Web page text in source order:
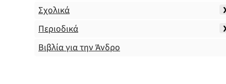
Σχολικά
Περιοδικά
Βιβλία για την Άνδρο